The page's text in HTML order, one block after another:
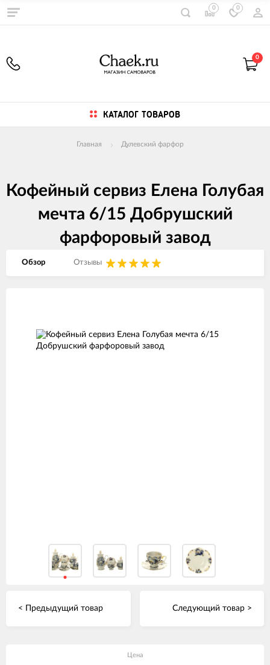
0 0
0
КАТАЛОГ ТОВАРОВ
Главная Дулевский фарфор
Кофейный сервиз Елена Голубая
мечта 6/15 Добрушский
фарфоровый завод
Обзор Отзывы
< Предыдущий товар Следующий товар >
Цена